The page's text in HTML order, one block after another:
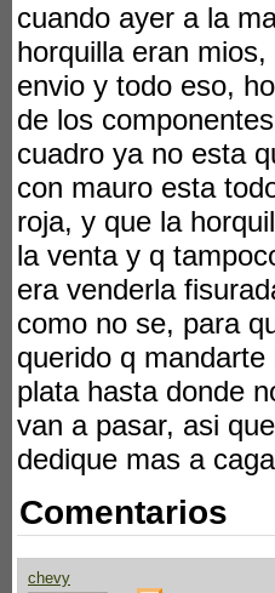
cuando ayer a la
horquilla eran
envio y todo eso,
de los
cuadro ya no esta
con mauro esta
roja, y que la
la venta y q
era venderla
como no se, para
querido q
plata hasta donde
van a pasar, asi
dedique mas a
Comentarios
chevy